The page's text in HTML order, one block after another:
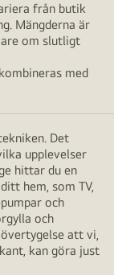
från butik
Mängderna är
om slutligt
med
Det
upplevelser
hittar du en
hem, som TV,
och
och
att vi,
kan göra just